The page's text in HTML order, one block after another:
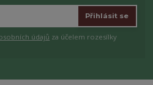
Přihlásit se
údajů za účelem rozesílky